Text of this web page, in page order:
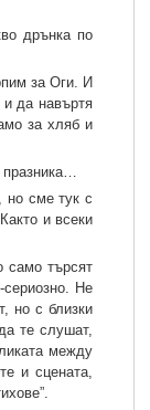
дрънка по
за Оги. И
да навъртя
за хляб и
празника…
но сме тук с
и всеки
само търсят
Не
но с близки
те слушат,
между
и сцената,